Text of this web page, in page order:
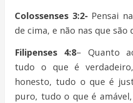
Colossenses 3:2- Pensai
de cima, e não nas que são
Filipenses 4:8– Quanto
tudo o que é
honesto, tudo o que é
puro, tudo o que é